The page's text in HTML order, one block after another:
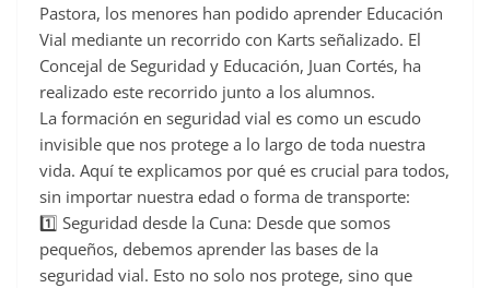
o
o
k
Pastora, los menores han podido aprender Educación
Vial mediante un recorrido con Karts señalizado. El
Concejal de Seguridad y Educación, Juan Cortés, ha
realizado este recorrido junto a los alumnos.
La formación en seguridad vial es como un escudo
invisible que nos protege a lo largo de toda nuestra
vida. Aquí te explicamos por qué es crucial para todos,
sin importar nuestra edad o forma de transporte:
1️⃣ Seguridad desde la Cuna: Desde que somos
pequeños, debemos aprender las bases de la
seguridad vial. Esto no solo nos protege, sino que